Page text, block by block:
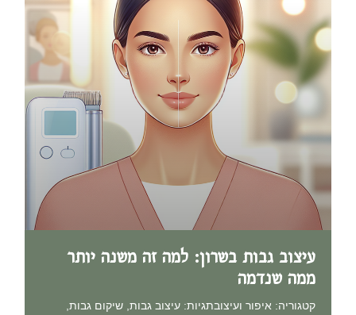
עיצוב גבות בשרון: למה זה משנה יותר
ממה שנדמה
קטגוריה: איפור ועיצובתגיות: עיצוב גבות, שיקום גבות,